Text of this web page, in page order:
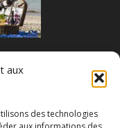
aux
des technologies